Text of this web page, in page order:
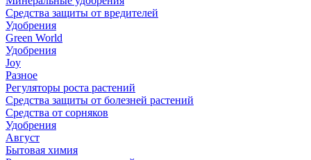
Средства защиты от вредителей
Удобрения
Green World
Удобрения
Joy
Разное
Регуляторы роста растений
Средства защиты от болезней растений
Средства от сорняков
Удобрения
Август
Бытовая химия